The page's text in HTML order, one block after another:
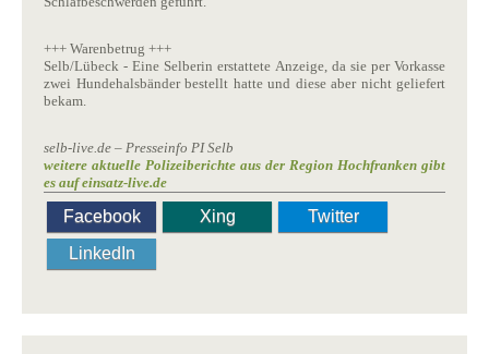
+++ Warenbetrug +++
Selb/Lübeck - Eine Selberin erstattete Anzeige, da sie per Vorkasse
zwei Hundehalsbänder bestellt hatte und diese aber nicht geliefert
bekam.
selb-live.de – Presseinfo PI Selb
weitere aktuelle Polizeiberichte aus der Region Hochfranken gibt
es auf einsatz-live.de
Facebook Xing
Twitter
LinkedIn